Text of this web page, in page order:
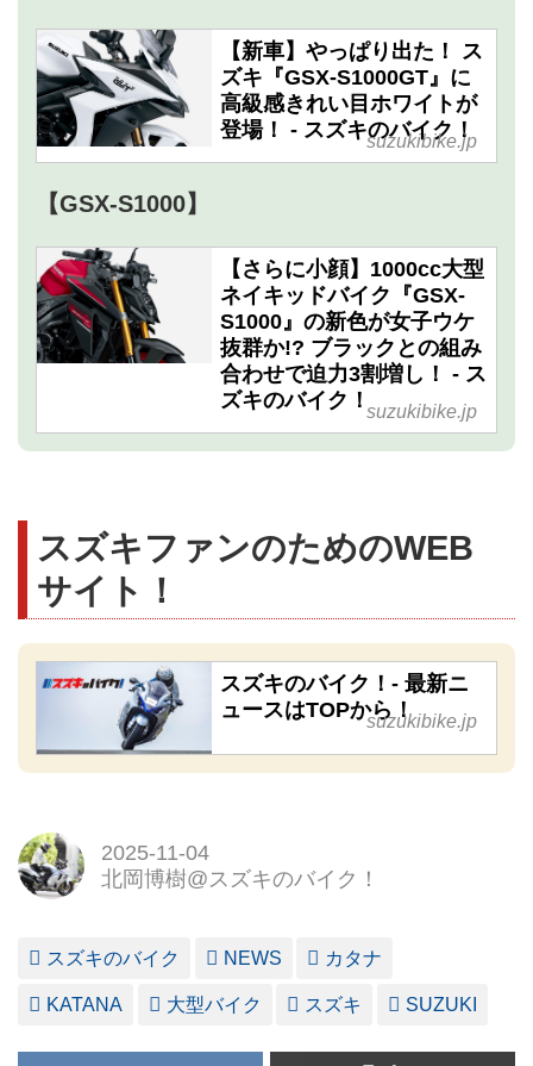
【新車】やっぱり出た！ ス
ズキ『GSX-S1000GT』に
高級感きれい目ホワイトが
登場！ - スズキのバイク！
suzukibike.jp
【GSX-S1000】
【さらに小顔】1000cc大型
ネイキッドバイク『GSX-
S1000』の新色が女子ウケ
抜群か!? ブラックとの組み
合わせで迫力3割増し！ - ス
ズキのバイク！ suzukibike.jp
スズキファンのためのWEB
サイト！
スズキのバイク！- 最新ニ
ュースはTOPから！suzukibike.jp
2025-11-04
北岡博樹@スズキのバイク！
スズキのバイク NEWS カタナ
KATANA 大型バイク スズキ SUZUKI